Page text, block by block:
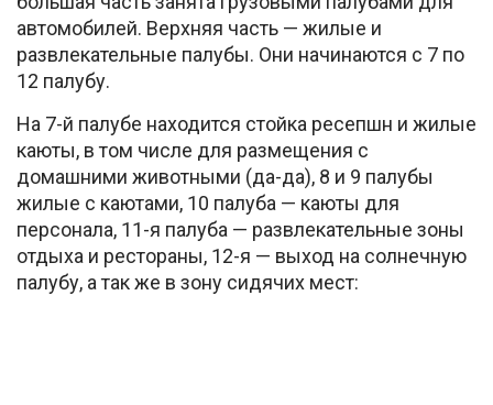
автомобилей. Верхняя часть — жилые и
развлекательные палубы. Они начинаются с 7 по
12 палубу.
На 7-й палубе находится стойка ресепшн и жилые
каюты, в том числе для размещения с
домашними животными (да-да), 8 и 9 палубы
жилые с каютами, 10 палуба — каюты для
персонала, 11-я палуба — развлекательные зоны
отдыха и рестораны, 12-я — выход на солнечную
палубу, а так же в зону сидячих мест: